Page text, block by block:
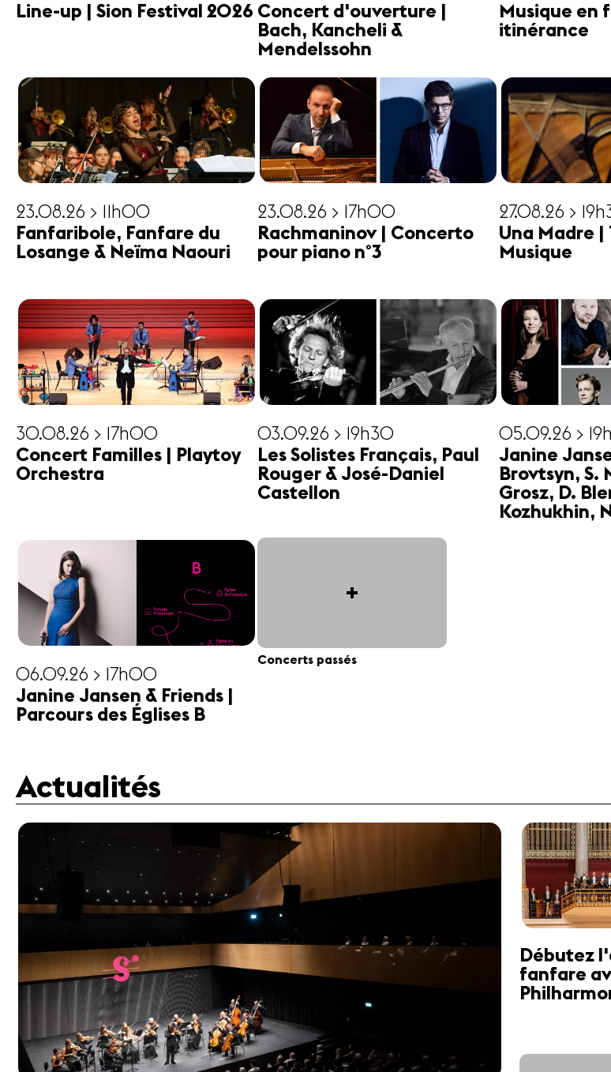
Line-up | Sion Festival 2026 Concert d'ouverture |
Bach, Kancheli &
Mendelssohn
Musique en
itinérance
23.08.26 > 11h00
Fanfaribole, Fanfare du
Losange & Neïma Naouri
23.08.26 > 17h00
Rachmaninov | Concerto
pour piano n°3
27.08.26 >
Una Madre |
Musique
30.08.26 > 17h00
Concert Familles | Playtoy
Orchestra
03.09.26 > 19h30
Les Solistes Français, Paul
Rouger & José-Daniel
Castellon
05.09.26 >
Janine
Brovtsyn, S.
Grosz, D.
Kozhukhin,
06.09.26 > 17h00
Janine Jansen & Friends |
Parcours des Églises B
+
Concerts passés
Actualités
Débutez
fanfare